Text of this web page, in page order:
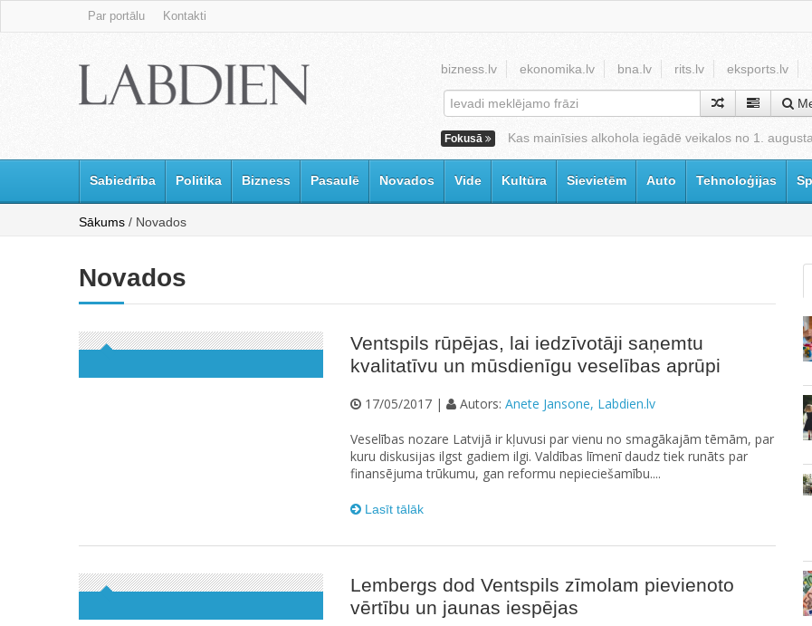
Par portālu Kontakti
bizness.lv ekonomika.lv bna.lv rits.lv eksports.lv
Fokusā Kas mainīsies alkohola iegādē veikalos no 1. augusta
Sabiedrība Politika Bizness Pasaulē Novados Vide Kultūra Sievietēm Auto Tehnoloģijas
Sākums / Novados
Novados
Ventspils rūpējas, lai iedzīvotāji saņemtu
kvalitatīvu un mūsdienīgu veselības aprūpi
17/05/2017 | Autors: Anete Jansone, Labdien.lv
Veselības nozare Latvijā ir kļuvusi par vienu no smagākajām tēmām, par
kuru diskusijas ilgst gadiem ilgi. Valdības līmenī daudz tiek runāts par
finansējuma trūkumu, gan reformu nepieciešamību....
Lasīt tālāk
Lembergs dod Ventspils zīmolam pievienoto
vērtību un jaunas iespējas